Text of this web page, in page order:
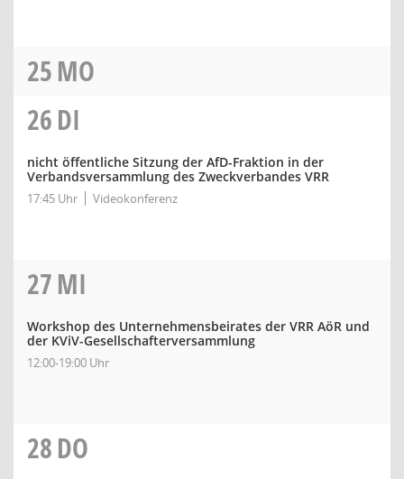
25MO
26DI
nicht öffentliche Sitzung der AfD-Fraktion in der
Verbandsversammlung des Zweckverbandes VRR
17:45 Uhr Videokonferenz
27MI
Workshop des Unternehmensbeirates der VRR AöR und
der KViV-Gesellschafterversammlung
12:00-19:00 Uhr
28DO